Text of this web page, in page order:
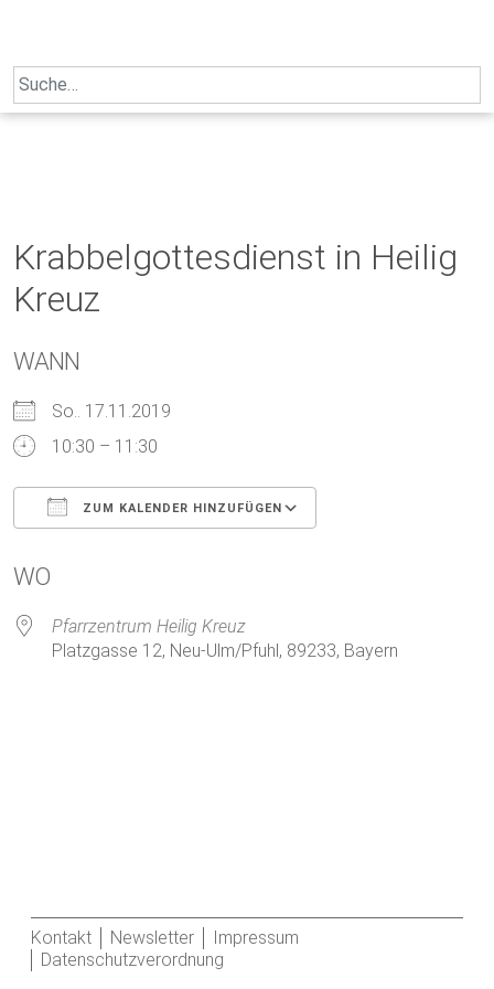
Search
for:
Krabbelgottesdienst in Heilig
Kreuz
WANN
So.. 17.11.2019
10:30 – 11:30
ZUM KALENDER HINZUFÜGEN
WO
Pfarrzentrum Heilig Kreuz
Platzgasse 12, Neu-Ulm/Pfuhl, 89233, Bayern
Kontakt Newsletter
Impressum
Datenschutzverordnung